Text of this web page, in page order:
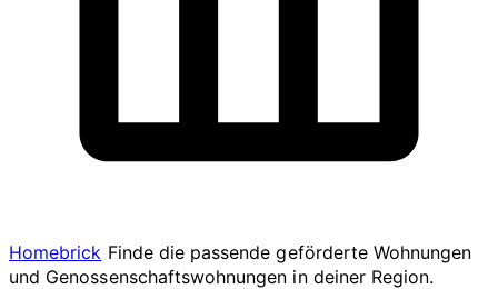
Homebrick Finde die passende geförderte Wohnungen
und Genossenschaftswohnungen in deiner Region.